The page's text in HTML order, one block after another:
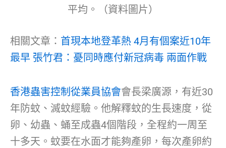
平均。（資料圖片）
相關文章： 首現本地登革熱 4月有個案近10年
最早 張竹君：憂同時應付新冠病毒 兩面作戰
香港蟲害控制從業員協會會長梁廣源，有近30
年防蚊、滅蚊經驗。他解釋蚊的生長速度，從
卵、幼蟲、蛹至成蟲4個階段，全程約一周至
十多天。蚊要在水面才能夠產卵，每次產卵約